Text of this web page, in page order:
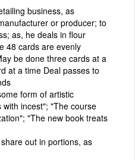
business, as
or producer; to
as, he deals in flour
48 cards are evenly
be done three cards at a
at a time Deal passes to
form of artistic
incest"; "The course
"The new book treats
out in portions, as